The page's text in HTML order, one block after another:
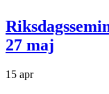
27 maj
15 apr